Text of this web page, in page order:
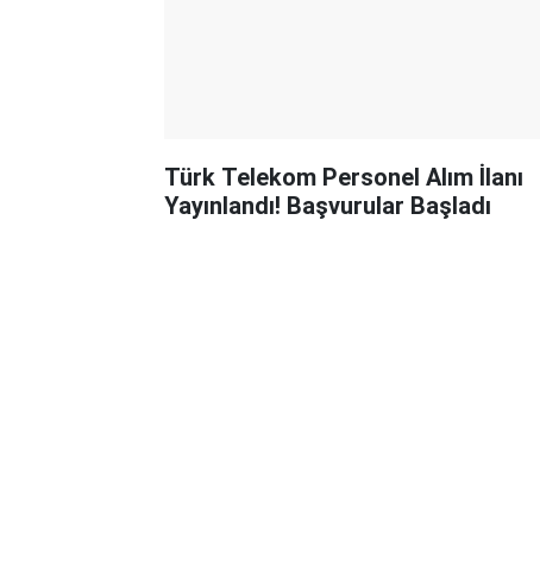
Türk Telekom Personel Alım İlanı
Yayınlandı! Başvurular Başladı